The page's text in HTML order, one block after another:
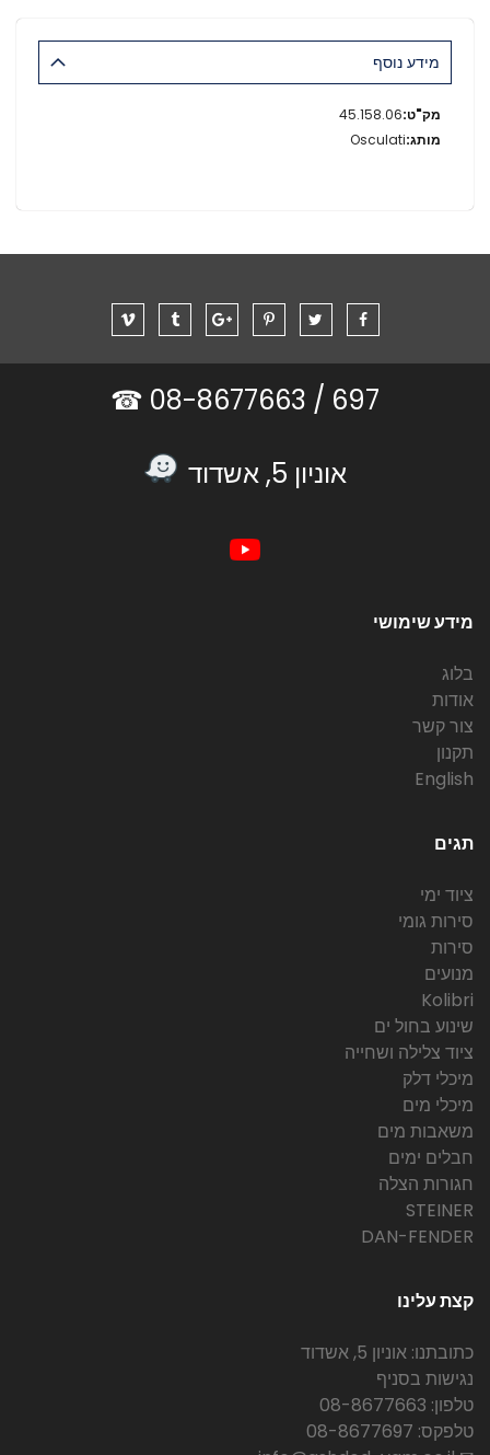
מידע נוסף
מידע
נוסף
45.158.06
Osculati
697 /
אוניון 5, אשדוד
מידע שימושי
בלוג
אודות
צור קשר
תקנון
English
תגים
ציוד ימי
סירות גומי
סירות
מנועים
Kolibri
שינוע בחול ים
ציוד צלילה ושחייה
מיכלי דלק
מיכלי מים
משאבות מים
חבלים ימים
חגורות הצלה
STEINER
DAN-FENDER
קצת עלינו
כתובתנו: אוניון 5, אשדוד
נגישות בסניף
טלפון: 08-8677663
טלפקס: 08-8677697